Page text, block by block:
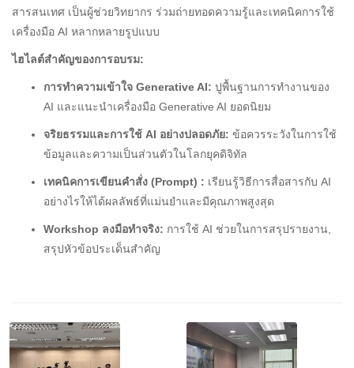
สารสนเทศ เป็นผู้ช่วยวิทยากร ร่วมถ่ายทอดความรู้และเทคนิคการใช้
เครื่องมือ AI หลากหลายรูปแบบ
ไฮไลต์สำคัญของการอบรม:
การทำความเข้าใจ Generative AI: ปูพื้นฐานการทำงานของ
AI และแนะนำเครื่องมือ Generative AI ยอดนิยม
จริยธรรมและการใช้ AI อย่างปลอดภัย: ข้อควรระวังในการใช้
ข้อมูลและความเป็นส่วนตัวในโลกยุคดิจิทัล
เทคนิคการเขียนคำสั่ง (Prompt) : เรียนรู้วิธีการสื่อสารกับ AI
อย่างไรให้ได้ผลลัพธ์ที่แม่นยำและมีคุณภาพสูงสุด
Workshop ลงมือทำจริง: การใช้ AI ช่วยในการสรุปรายงาน,
สรุปหัวข้อประเด็นสำคัญ